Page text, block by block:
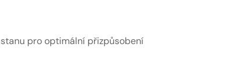
pro optimální přizpůsobení